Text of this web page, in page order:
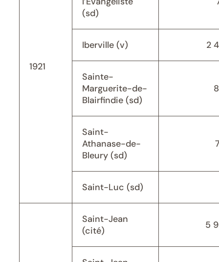
1921
(sd)
Iberville (v) 2
Sainte-
Marguerite-de-
Blairfindie (sd)
Saint-
Athanase-de-
Bleury (sd)
Saint-Luc (sd)
Saint-Jean
(cité)
5